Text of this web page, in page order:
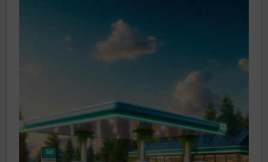
Ingatlanpiaci szakértők szerint akár 5 százalékkal is
nőhetnek a bérleti díjak a ponthatárhirdetés után az
egyetemi városokban
Munkácsy nem Krisztust szépítette meg: minket
Létezik tökéletes élet: Truman is elhitte
Karinthy Frigyes: a zseni, aki belenézett a saját
koponyájába